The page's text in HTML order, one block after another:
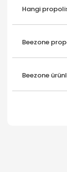
Hangi
Beezone
Beezone